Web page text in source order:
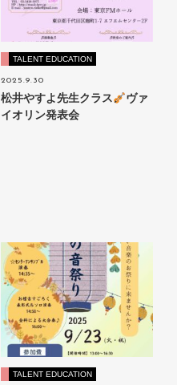
TALENT EDUCATION
2025.9.30
松井やすよ先生クラス
ヴァ
イオリン発表会
TALENT EDUCATION